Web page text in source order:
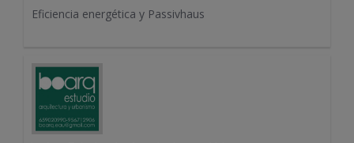
Eficiencia energética y Passivhaus